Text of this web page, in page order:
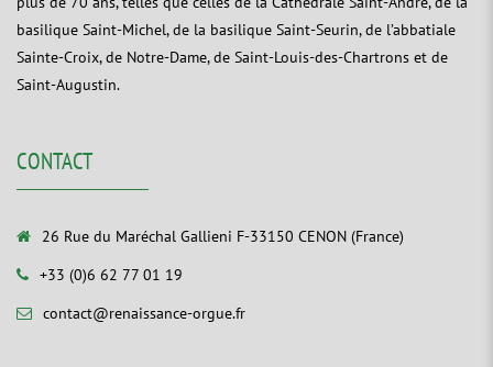
basilique Saint-Michel, de la basilique Saint-Seurin, de l’abbatiale
Sainte-Croix, de Notre-Dame, de Saint-Louis-des-Chartrons et de
Saint-Augustin.
CONTACT
26 Rue du Maréchal Gallieni F-33150 CENON (France)
+33 (0)6 62 77 01 19
contact@renaissance-orgue.fr